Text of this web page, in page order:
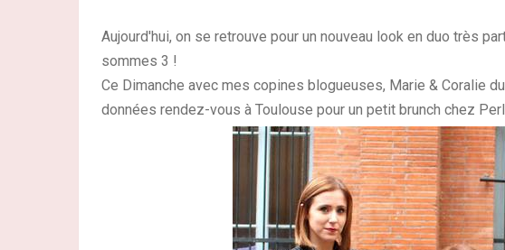
Aujourd'hui, on se retrouve pour un nouveau look en duo très
sommes 3 !
Ce Dimanche avec mes copines blogueuses, Marie & Coralie
données rendez-vous à Toulouse pour un petit brunch chez